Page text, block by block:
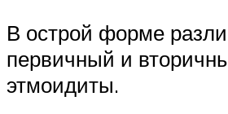
В острой форме
первичный и
этмоидиты.